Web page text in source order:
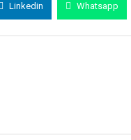
Linkedin Whatsapp